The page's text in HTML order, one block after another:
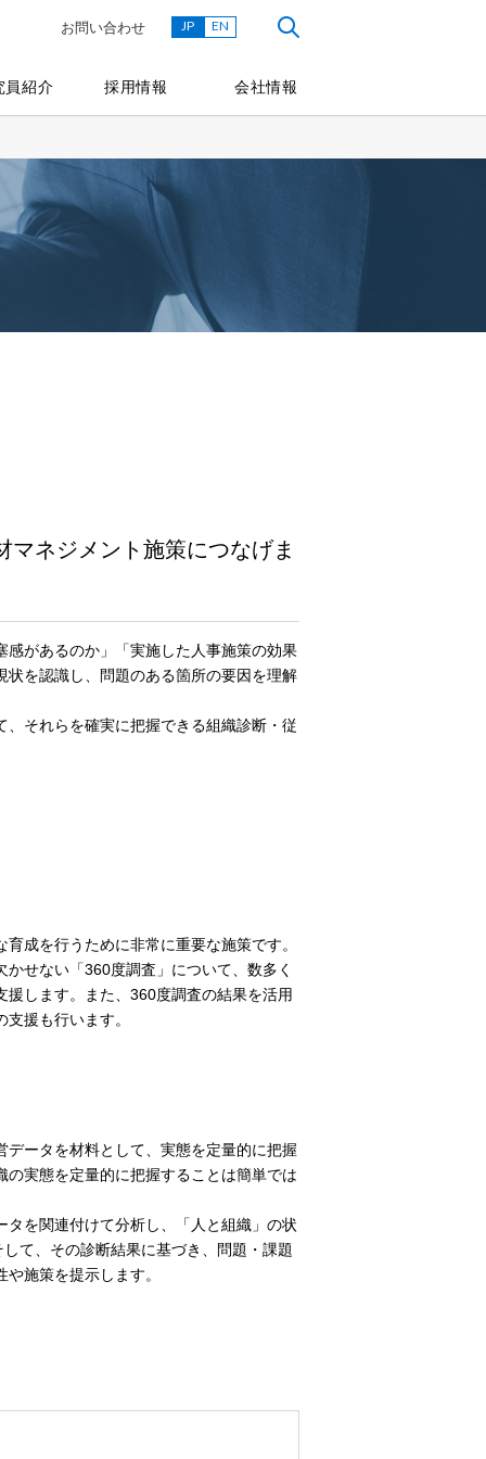
員紹介 採用情報 会社情報
お問い合わせ JP EN
ネジメント施策につなげま
があるのか」「実施した人事施策の効果
を認識し、問題のある箇所の要因を理解
それらを確実に把握できる組織診断・従
成を行うために非常に重要な施策です。
せない「360度調査」について、数多く
します。また、360度調査の結果を活用
援も行います。
ータを材料として、実態を定量的に把握
実態を定量的に把握することは簡単では
を関連付けて分析し、「人と組織」の状
て、その診断結果に基づき、問題・課題
施策を提示します。